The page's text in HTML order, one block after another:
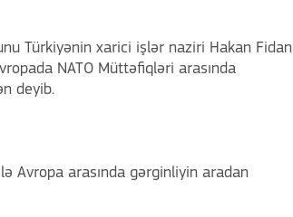
Türkiyənin xarici işlər naziri Hakan Fidan
NATO Müttəfiqləri arasında
deyib.
Avropa arasında gərginliyin aradan